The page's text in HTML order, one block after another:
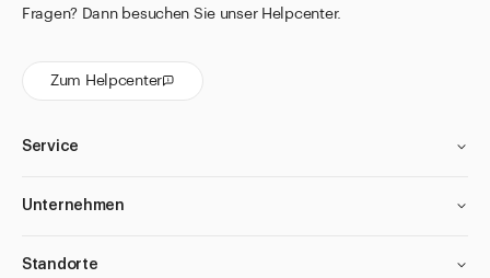
Fragen? Dann besuchen Sie unser Helpcenter.
Zum Helpcenter
Service
Unternehmen
Standorte